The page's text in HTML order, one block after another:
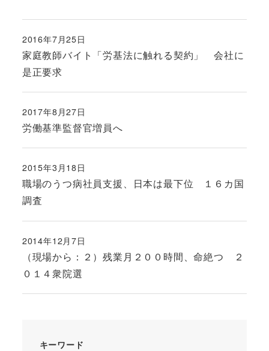
家庭教師バイト「労基法に触れる契約」 会社に
是正要求
投稿日
2016年7月25日
労働基準監督官増員へ
投稿日
2017年8月27日
職場のうつ病社員支援、日本は最下位 １６カ国
調査
投稿日
2015年3月18日
（現場から：２）残業月２００時間、命絶つ ２
０１４衆院選
投稿日
2014年12月7日
キーワード